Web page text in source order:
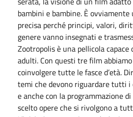
bambini e bambine. È ovviamente
precisa perché principi, valori,
genere vanno insegnati e
Zootropolis è una pellicola capace
adulti. Con questi tre film
coinvolgere tutte le fasce d’età.
temi che devono riguardare tutti
e anche con la programmazione
scelto opere che si rivolgono a